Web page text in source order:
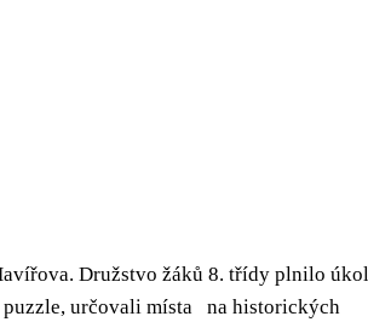
Družstvo žáků 8. třídy plnilo
určovali místa na historických